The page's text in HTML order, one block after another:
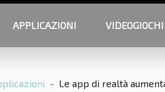
APPLICAZIONI VIDEOGIOCHI
Le app di realtà